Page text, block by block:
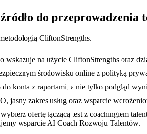
do przeprowadzenia
CliftonStrengths.
wskazuje na użycie CliftonStrengths oraz
środowisku online z polityką
do konta z raportami, a nie tylko podgląd
jasny zakres usług oraz wsparcie
ofertę łączącą test z coachingiem
wsparcie AI Coach Rozwoju Talentów.